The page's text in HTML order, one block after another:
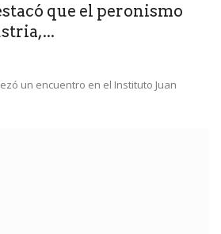
que el peronismo
un encuentro en el Instituto Juan